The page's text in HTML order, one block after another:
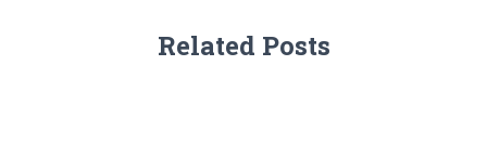
Related Posts